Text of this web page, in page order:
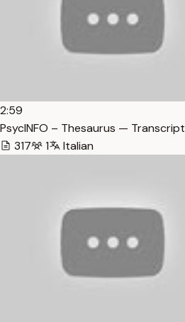
2:59
PsycINFO – Thesaurus — Transcript
317
1 Italian